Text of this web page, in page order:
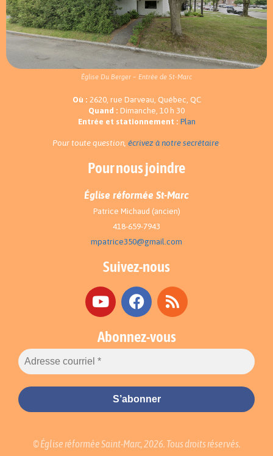
Église Du Berger – Entrée de St-Marc
Où : 2620, rue Darveau, Québec, QC
Quand : Dimanche, 10 h 30
Entrée et stationnement : Plan
Pour toute question, écrivez à notre secrétaire.
Pour nous joindre
Église réformée St-Marc
Patrice Michaud (ancien)
418-659-7943
mpatrice350@gmail.com
Suivez-nous
Abonnez-vous
© Église réformée Saint-Marc, 2026. Tous droits réservés.